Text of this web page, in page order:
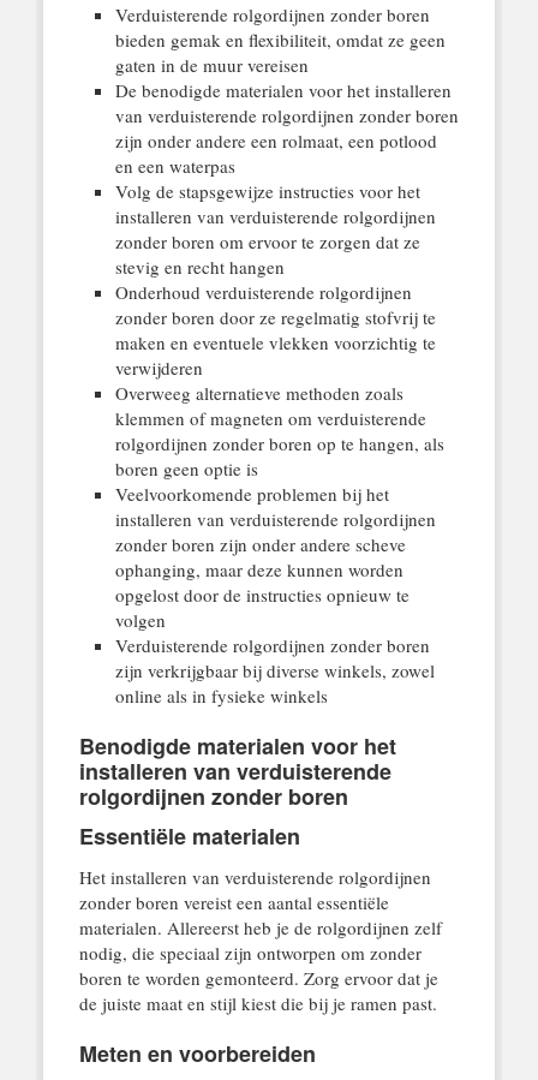
Verduisterende rolgordijnen zonder boren
bieden gemak en flexibiliteit, omdat ze geen
gaten in de muur vereisen
De benodigde materialen voor het installeren
van verduisterende rolgordijnen zonder boren
zijn onder andere een rolmaat, een potlood
en een waterpas
Volg de stapsgewijze instructies voor het
installeren van verduisterende rolgordijnen
zonder boren om ervoor te zorgen dat ze
stevig en recht hangen
Onderhoud verduisterende rolgordijnen
zonder boren door ze regelmatig stofvrij te
maken en eventuele vlekken voorzichtig te
verwijderen
Overweeg alternatieve methoden zoals
klemmen of magneten om verduisterende
rolgordijnen zonder boren op te hangen, als
boren geen optie is
Veelvoorkomende problemen bij het
installeren van verduisterende rolgordijnen
zonder boren zijn onder andere scheve
ophanging, maar deze kunnen worden
opgelost door de instructies opnieuw te
volgen
Verduisterende rolgordijnen zonder boren
zijn verkrijgbaar bij diverse winkels, zowel
online als in fysieke winkels
Benodigde materialen voor het
installeren van verduisterende
rolgordijnen zonder boren
Essentiële materialen
Het installeren van verduisterende rolgordijnen
zonder boren vereist een aantal essentiële
materialen. Allereerst heb je de rolgordijnen zelf
nodig, die speciaal zijn ontworpen om zonder
boren te worden gemonteerd. Zorg ervoor dat je
de juiste maat en stijl kiest die bij je ramen past.
Meten en voorbereiden